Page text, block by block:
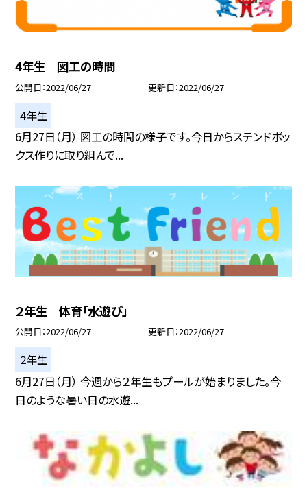
4年生 図工の時間
公開日 2022/06/27 更新日 2022/06/27
４年生
6月27日（月） 図工の時間の様子です。今日からステンドボッ
クス作りに取り組んで...
２年生 体育「水遊び」
公開日 2022/06/27 更新日 2022/06/27
２年生
6月27日（月） 今週から２年生もプールが始まりました。今
日のような暑い日の水遊...